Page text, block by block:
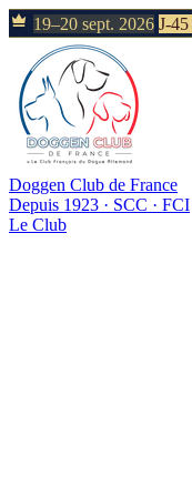
19–20 sept. 2026 J-45
Doggen Club de France
Depuis 1923 · SCC · FCI
Le Club